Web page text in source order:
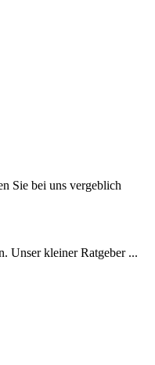
Sie bei uns vergeblich
Unser kleiner Ratgeber ...